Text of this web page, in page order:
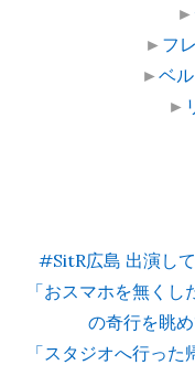
►
► フ
►ベ
►
#SitR広島 出演し
「おスマホを無く
の奇行を眺
「スタジオへ行っ